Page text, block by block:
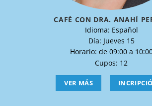
CAFÉ CON DRA. ANAHÍ
Idioma: Español
Día: Jueves 15
Horario: de 09:00 a
Cupos: 12
VER MÁS